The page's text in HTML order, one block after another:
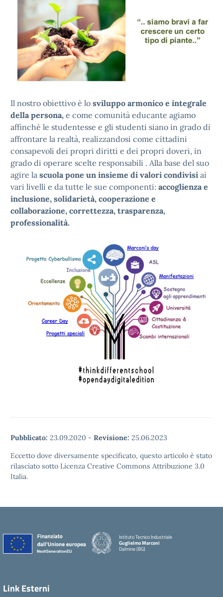
Il nostro obiettivo è lo sviluppo armonico e integrale
della persona, e come comunità educante agiamo
affinchè le studentesse e gli studenti siano in grado di
affrontare la realtà, realizzandosi come cittadini
consapevoli dei propri diritti e dei propri doveri, in
grado di operare scelte responsabili . Alla base del suo
agire la scuola pone un insieme di valori condivisi ai
vari livelli e da tutte le sue componenti: accoglienza e
inclusione, solidarietà, cooperazione e
collaborazione, correttezza, trasparenza,
professionalità.
Pubblicato: 23.09.2020 - Revisione: 25.06.2023
Eccetto dove diversamente specificato, questo articolo è stato
rilasciato sotto Licenza Creative Commons Attribuzione 3.0
Italia.
Istituto Tecnico Industriale
Guglielmo Marconi
Dalmine (BG)
Link Esterni